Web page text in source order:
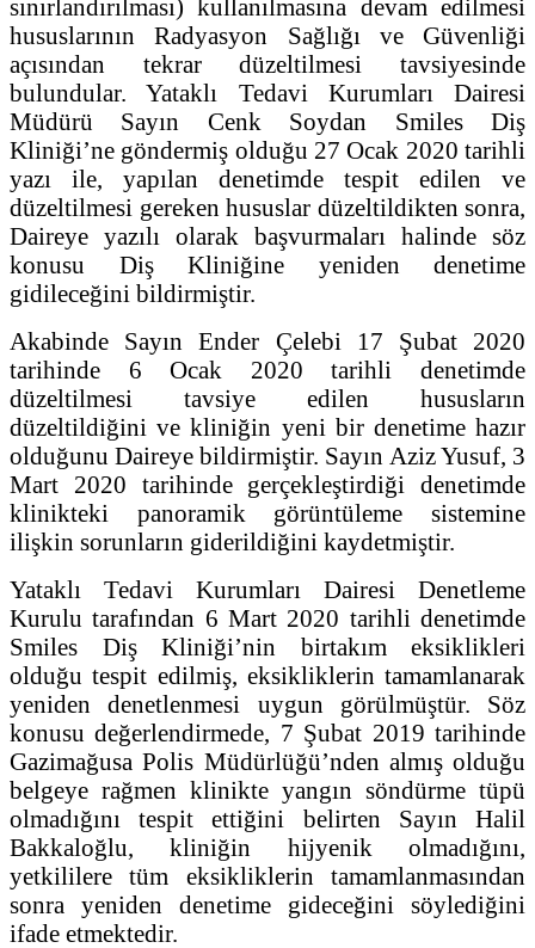
sınırlandırılması) kullanılmasına devam edilmesi
hususlarının Radyasyon Sağlığı ve Güvenliği
açısından tekrar düzeltilmesi tavsiyesinde
bulundular. Yataklı Tedavi Kurumları Dairesi
Müdürü Sayın Cenk Soydan Smiles Diş
Kliniği’ne göndermiş olduğu 27 Ocak 2020 tarihli
yazı ile, yapılan denetimde tespit edilen ve
düzeltilmesi gereken hususlar düzeltildikten sonra,
Daireye yazılı olarak başvurmaları halinde söz
konusu Diş Kliniğine yeniden denetime
gidileceğini bildirmiştir.
Akabinde Sayın Ender Çelebi 17 Şubat 2020
tarihinde 6 Ocak 2020 tarihli denetimde
düzeltilmesi tavsiye edilen hususların
düzeltildiğini ve kliniğin yeni bir denetime hazır
olduğunu Daireye bildirmiştir. Sayın Aziz Yusuf, 3
Mart 2020 tarihinde gerçekleştirdiği denetimde
klinikteki panoramik görüntüleme sistemine
ilişkin sorunların giderildiğini kaydetmiştir.
Yataklı Tedavi Kurumları Dairesi Denetleme
Kurulu tarafından 6 Mart 2020 tarihli denetimde
Smiles Diş Kliniği’nin birtakım eksiklikleri
olduğu tespit edilmiş, eksikliklerin tamamlanarak
yeniden denetlenmesi uygun görülmüştür. Söz
konusu değerlendirmede, 7 Şubat 2019 tarihinde
Gazimağusa Polis Müdürlüğü’nden almış olduğu
belgeye rağmen klinikte yangın söndürme tüpü
olmadığını tespit ettiğini belirten Sayın Halil
Bakkaloğlu, kliniğin hijyenik olmadığını,
yetkililere tüm eksikliklerin tamamlanmasından
sonra yeniden denetime gideceğini söylediğini
ifade etmektedir.